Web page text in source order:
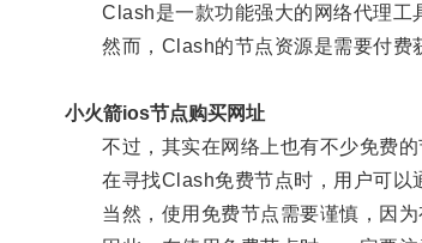
Clash是一款功能强大的网络代理工具
然而，Clash的节点资源是需要付费
小火箭ios节点购买网址
不过，其实在网络上也有不少免费的
在寻找Clash免费节点时，用户可以通
当然，使用免费节点需要谨慎，因为